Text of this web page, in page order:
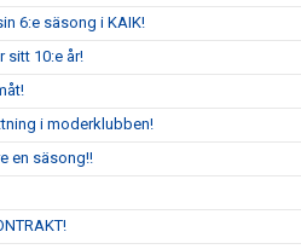
6:e säsong i KAIK!
sitt 10:e år!
i moderklubben!
en säsong!!